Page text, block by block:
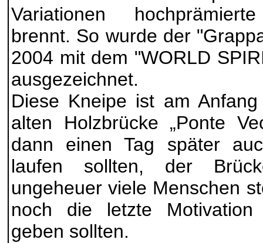
Variationen
brennt. So wurde der
2004 mit dem "WORLD
ausgezeichnet.
Diese Kneipe ist am
alten Holzbrücke „Ponte
dann einen Tag später
laufen sollten, der
ungeheuer viele Menschen
noch die letzte
geben sollten.